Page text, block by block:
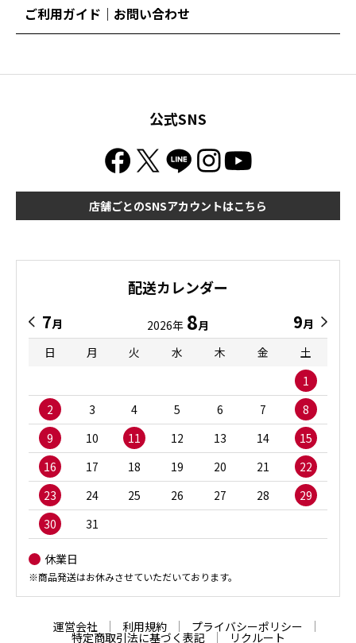
ご利用ガイド｜お問い合わせ
公式SNS
店舗ごとのSNSアカウントはこちら
配送カレンダー
7月 2026年 8月 9月
日
月 火 水 木 金
土
1
2
3 4 5 6 7
8
9
10 11 12 13 14
15
16
17 18 19 20 21
22
23
24 25 26 27 28
29
30
31
休業日
※商品発送はお休みさせていただいております。
運営会社 利用規約 プライバシーポリシー
特定商取引法に基づく表記 リクルート